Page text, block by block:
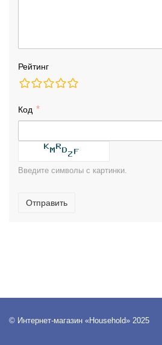
Рейтинг
Код
Введите символы с картинки.
Отправить
© Интернет-магазин «Household» 2025